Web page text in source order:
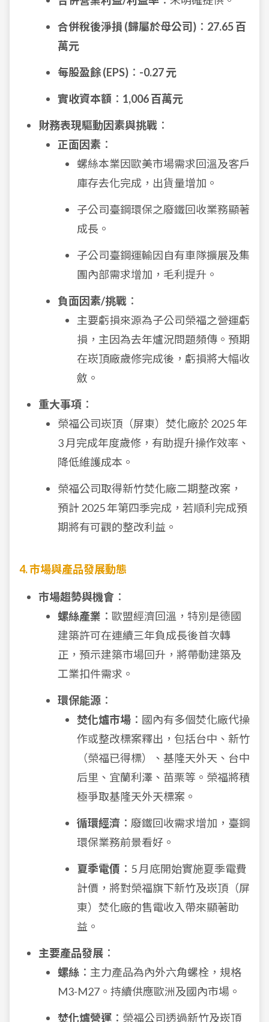
合併稅後淨損 (歸屬於母公司) ： 27.65 百
萬元
每股盈餘 (EPS) ： -0.27 元
實收資本額 ： 1,006 百萬元
財務表現驅動因素與挑戰 ：
正面因素 ：
螺絲本業因歐美市場需求回溫及客戶
庫存去化完成，出貨量增加。
子公司臺鋼環保之廢鐵回收業務顯著
成長。
子公司臺鋼運輸因自有車隊擴展及集
團內部需求增加，毛利提升。
負面因素/挑戰 ：
主要虧損來源為子公司榮福之營運虧
損，主因為去年爐況問題頻傳。預期
在崁頂廠歲修完成後，虧損將大幅收
斂。
重大事項 ：
榮福公司崁頂（屏東）焚化廠於 2025 年
3 月完成年度歲修，有助提升操作效率、
降低維護成本。
榮福公司取得新竹焚化廠二期整改案，
預計 2025 年第四季完成，若順利完成預
期將有可觀的整改利益。
4. 市場與產品發展動態
市場趨勢與機會 ：
螺絲產業 ：歐盟經濟回溫，特別是德國
建築許可在連續三年負成長後首次轉
正，預示建築市場回升，將帶動建築及
工業扣件需求。
環保能源 ：
焚化爐市場 ：國內有多個焚化廠代操
作或整改標案釋出，包括台中、新竹
（榮福已得標）、基隆天外天、台中
后里、宜蘭利澤、苗栗等。榮福將積
極爭取基隆天外天標案。
循環經濟 ：廢鐵回收需求增加，臺鋼
環保業務前景看好。
夏季電價 ：5 月底開始實施夏季電費
計價，將對榮福旗下新竹及崁頂（屏
東）焚化廠的售電收入帶來顯著助
益。
主要產品發展 ：
螺絲 ：主力產品為內外六角螺栓，規格
M3-M27。持續供應歐洲及國內市場。
焚化爐營運 ：榮福公司透過新竹及崁頂